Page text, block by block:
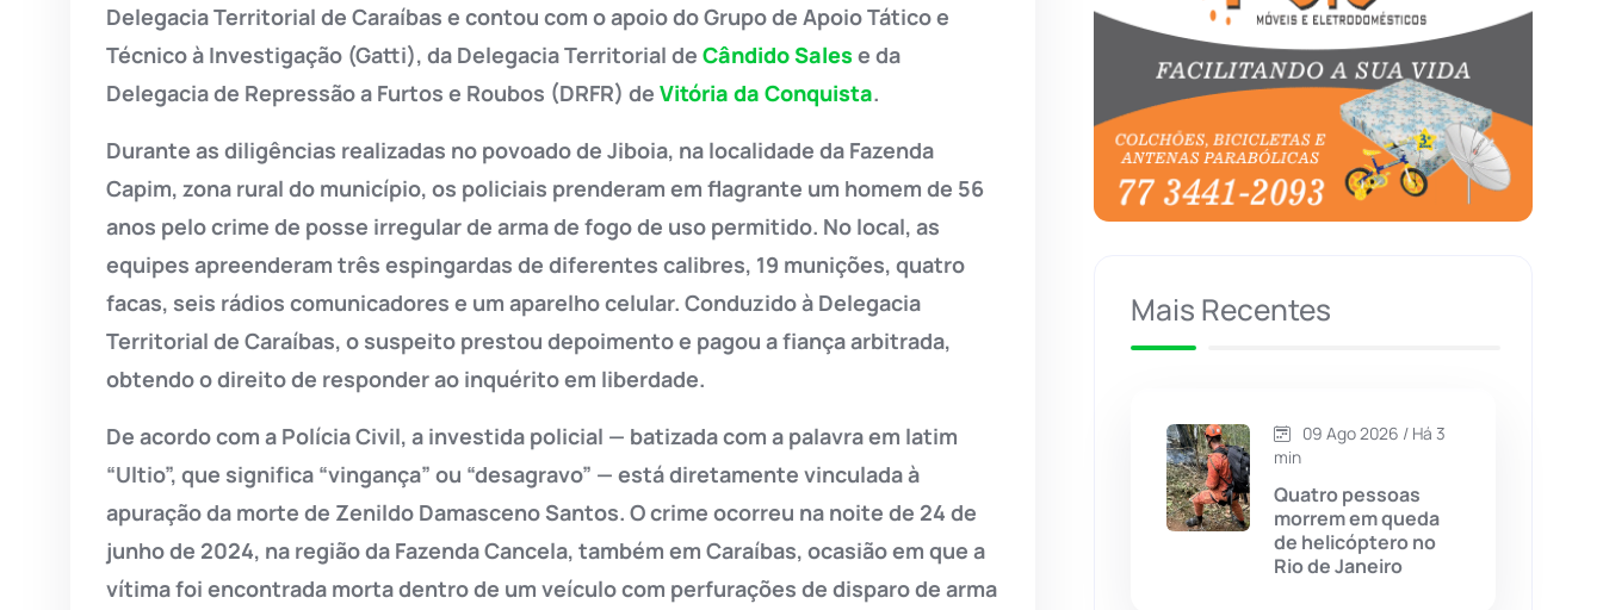
Delegacia Territorial de Caraíbas e contou com o apoio do Grupo de Apoio Tático e
Técnico à Investigação (Gatti), da Delegacia Territorial de Cândido Sales e da
Delegacia de Repressão a Furtos e Roubos (DRFR) de Vitória da Conquista.
Durante as diligências realizadas no povoado de Jiboia, na localidade da Fazenda
Capim, zona rural do município, os policiais prenderam em flagrante um homem de 56
anos pelo crime de posse irregular de arma de fogo de uso permitido. No local, as
equipes apreenderam três espingardas de diferentes calibres, 19 munições, quatro
facas, seis rádios comunicadores e um aparelho celular. Conduzido à Delegacia
Territorial de Caraíbas, o suspeito prestou depoimento e pagou a fiança arbitrada,
obtendo o direito de responder ao inquérito em liberdade.
De acordo com a Polícia Civil, a investida policial — batizada com a palavra em latim
“Ultio”, que significa “vingança” ou “desagravo” — está diretamente vinculada à
apuração da morte de Zenildo Damasceno Santos. O crime ocorreu na noite de 24 de
junho de 2024, na região da Fazenda Cancela, também em Caraíbas, ocasião em que a
vítima foi encontrada morta dentro de um veículo com perfurações de disparo de arma
Boquira (152)
Botuporã (73)
Brasil (7681)
Brumado (31964)
Caculé
Caetité (1504)
Candiba
Cândido Sales
Mais Recentes
09 Ago 2026 / Há 3
min
Quatro pessoas
morrem em queda
de helicóptero no
Rio de Janeiro